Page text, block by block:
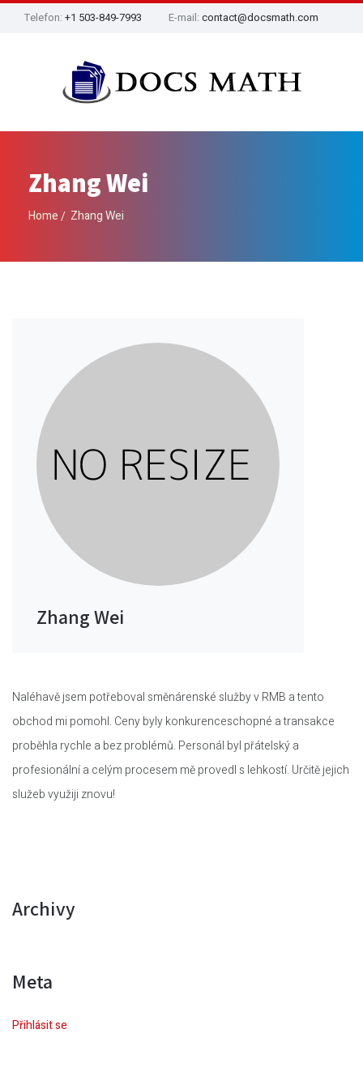
Telefon: +1 503-849-7993 E-mail: contact@docsmath.com
Zhang Wei
Home Zhang Wei
Zhang Wei
Naléhavě jsem potřeboval směnárenské služby v RMB a tento
obchod mi pomohl. Ceny byly konkurenceschopné a transakce
proběhla rychle a bez problémů. Personál byl přátelský a
profesionální a celým procesem mě provedl s lehkostí. Určitě jejich
služeb využiji znovu!
Archivy
Meta
Přihlásit se